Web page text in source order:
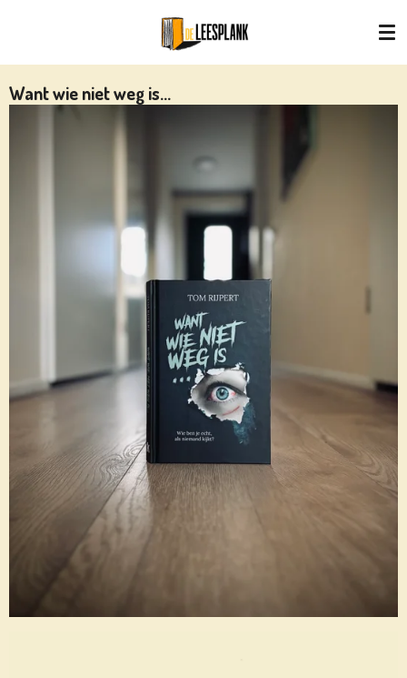
naar
de
hoofdinhoud
Want wie niet weg is...